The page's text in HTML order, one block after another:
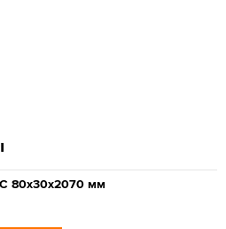
80х30х2070 мм